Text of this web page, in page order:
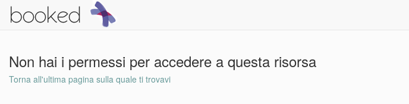
Non hai i permessi per accedere a questa risorsa
Torna all'ultima pagina sulla quale ti trovavi